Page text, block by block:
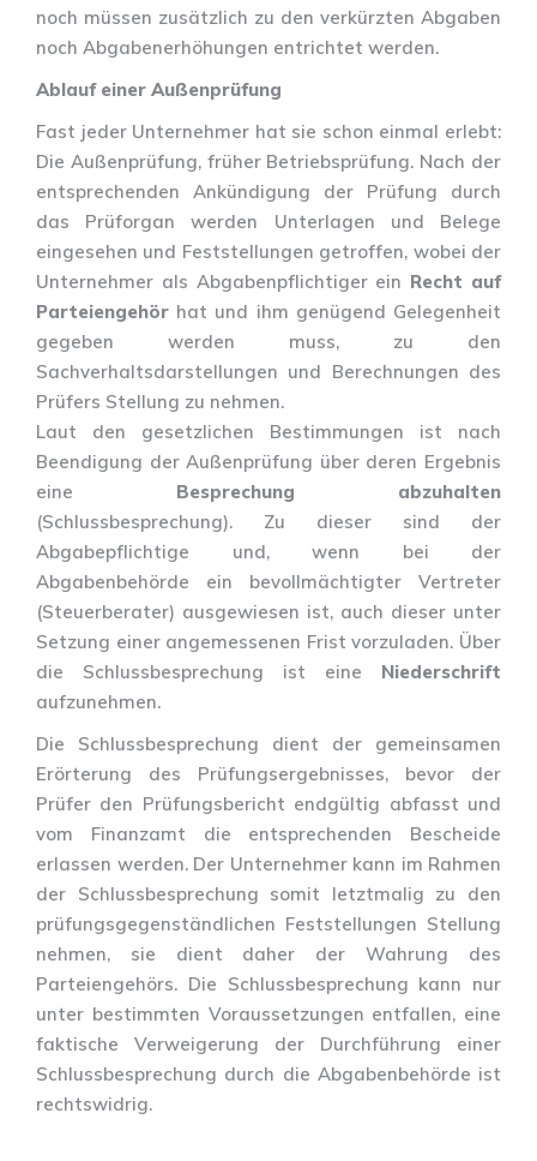
noch müssen zusätzlich zu den verkürzten Abgaben
noch Abgabenerhöhungen entrichtet werden.
Ablauf einer Außenprüfung
Fast jeder Unternehmer hat sie schon einmal erlebt:
Die Außenprüfung, früher Betriebsprüfung. Nach der
entsprechenden Ankündigung der Prüfung durch
das Prüforgan werden Unterlagen und Belege
eingesehen und Feststellungen getroffen, wobei der
Unternehmer als Abgabenpflichtiger ein Recht auf
Parteiengehör hat und ihm genügend Gelegenheit
gegeben werden muss, zu den
Sachverhaltsdarstellungen und Berechnungen des
Prüfers Stellung zu nehmen.
Laut den gesetzlichen Bestimmungen ist nach
Beendigung der Außenprüfung über deren Ergebnis
eine Besprechung abzuhalten
(Schlussbesprechung). Zu dieser sind der
Abgabepflichtige und, wenn bei der
Abgabenbehörde ein bevollmächtigter Vertreter
(Steuerberater) ausgewiesen ist, auch dieser unter
Setzung einer angemessenen Frist vorzuladen. Über
die Schlussbesprechung ist eine Niederschrift
aufzunehmen.
Die Schlussbesprechung dient der gemeinsamen
Erörterung des Prüfungsergebnisses, bevor der
Prüfer den Prüfungsbericht endgültig abfasst und
vom Finanzamt die entsprechenden Bescheide
erlassen werden. Der Unternehmer kann im Rahmen
der Schlussbesprechung somit letztmalig zu den
prüfungsgegenständlichen Feststellungen Stellung
nehmen, sie dient daher der Wahrung des
Parteiengehörs. Die Schlussbesprechung kann nur
unter bestimmten Voraussetzungen entfallen, eine
faktische Verweigerung der Durchführung einer
Schlussbesprechung durch die Abgabenbehörde ist
rechtswidrig.